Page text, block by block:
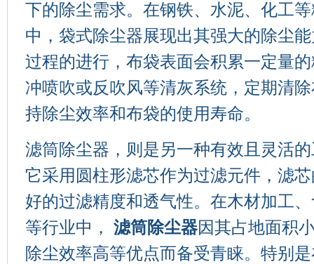
下的除尘需求。在钢铁、水泥、化工
中，袋式除尘器展现出其强大的除尘
过程的进行，布袋表面会积累一定量
冲喷吹或反吹风等清灰系统，定期清
持除尘效率和布袋的使用寿命。
滤筒除尘器 ，则是另一种有效且灵活
它采用圆柱形滤芯作为过滤元件，滤
好的过滤精度和透气性。在木材加工
等行业中，滤筒除尘器因其占地面积
除尘效率高等优点而备受青睐。特别